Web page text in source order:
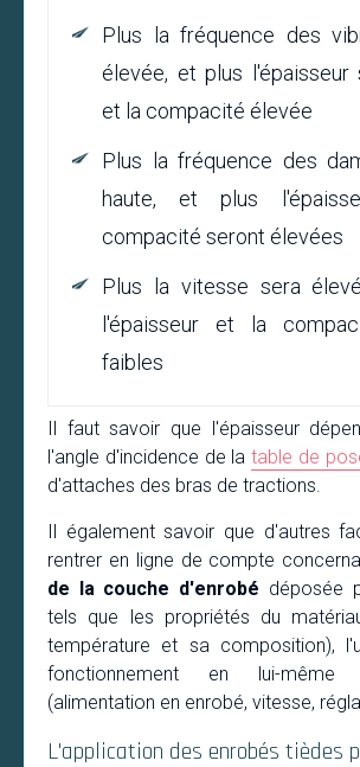
Plus la fréquence des
élevée, et plus l'épaisseur
et la compacité élevée
Plus la fréquence des
haute, et plus
compacité seront élevées
Plus la vitesse sera
l'épaisseur et la
faibles
Il faut savoir que l'épaisseur
l'angle d'incidence de latable de
d'attaches des bras de tractions.
Il également savoir que d'autres
rentrer en ligne de compte
de la couche d'enrobé déposée
tels que les propriétés du
température et sa composition),
fonctionnement en lui-même
(alimentation en enrobé, vitesse,
L'application des enrobés tièdes